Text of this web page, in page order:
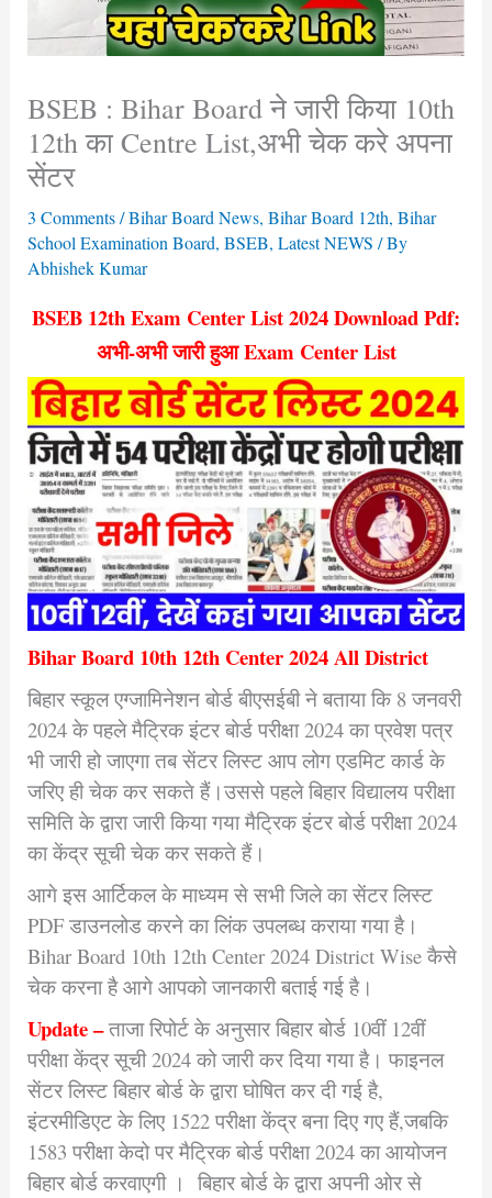
BSEB : Bihar Board ने जारी किया 10th
12th का Centre List,अभी चेक करे अपना
सेंटर
3 Comments /Bihar Board News, Bihar Board 12th, Bihar
School Examination Board, BSEB, Latest NEWS / By
Abhishek Kumar
BSEB 12th Exam Center List 2024 Download Pdf:
अभी-अभी जारी हुआ Exam Center List
Bihar Board 10th 12th Center 2024 All District
बिहार स्कूल एग्जामिनेशन बोर्ड बीएसईबी ने बताया कि 8 जनवरी
2024 के पहले मैट्रिक इंटर बोर्ड परीक्षा 2024 का प्रवेश पत्र
भी जारी हो जाएगा तब सेंटर लिस्ट आप लोग एडमिट कार्ड के
जरिए ही चेक कर सकते हैं।उससे पहले बिहार विद्यालय परीक्षा
समिति के द्वारा जारी किया गया मैट्रिक इंटर बोर्ड परीक्षा 2024
का केंद्र सूची चेक कर सकते हैं।
आगे इस आर्टिकल के माध्यम से सभी जिले का सेंटर लिस्ट
PDF डाउनलोड करने का लिंक उपलब्ध कराया गया है।
Bihar Board 10th 12th Center 2024 District Wise कैसे
चेक करना है आगे आपको जानकारी बताई गई है।
Update –ताजा रिपोर्ट के अनुसार बिहार बोर्ड 10वीं 12वीं
परीक्षा केंद्र सूची 2024 को जारी कर दिया गया है। फाइनल
सेंटर लिस्ट बिहार बोर्ड के द्वारा घोषित कर दी गई है,
इंटरमीडिएट के लिए 1522 परीक्षा केंद्र बना दिए गए हैं,जबकि
1583 परीक्षा केदो पर मैट्रिक बोर्ड परीक्षा 2024 का आयोजन
बिहार बोर्ड करवाएगी । बिहार बोर्ड के द्वारा अपनी ओर से